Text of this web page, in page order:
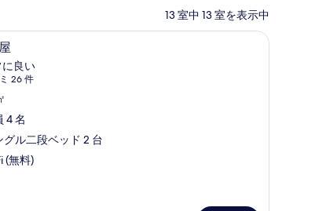
13 室中 13 室を表示中
料)、ベッドシーツ アイロン / アイロン台、WiFi (無料)、ベッド
8.6
良い
26 件
4 名
グル二段ベッド 2 台
(無料)